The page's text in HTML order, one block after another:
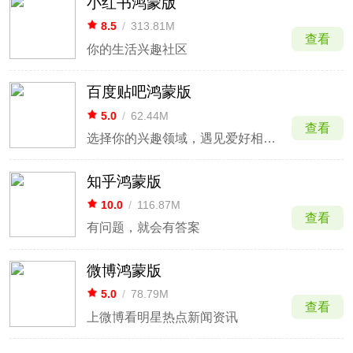
8.5 / 313.81M
你的生活兴趣社区
查看
百度贴吧鸿蒙版
5.0 / 62.44M
选择你的兴趣领域，遇见爱好相同的朋友
查看
知乎鸿蒙版
10.0 / 116.87M
有问题，就会有答案
查看
微博鸿蒙版
5.0 / 78.79M
上微博看明星热点新闻资讯
查看